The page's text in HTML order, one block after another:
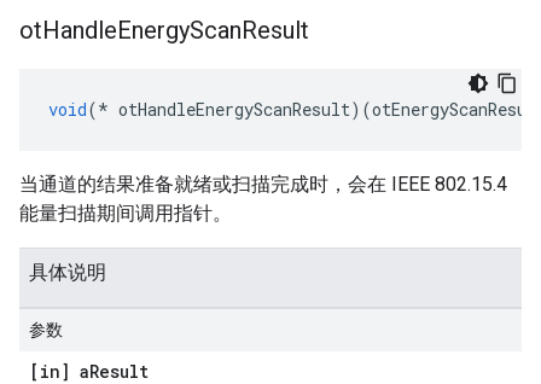
otHandleEnergyScanResult
void(* otHandleEnergyScanResult)(
当通道的结果准备就绪或扫描完成时，会在 IEEE 802.15.4
能量扫描期间调用指针。
具体说明
参数
[in] aResult